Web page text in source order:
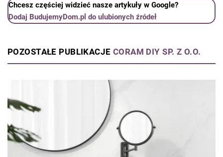
Chcesz częściej widzieć nasze artykuły w Google?
Dodaj BudujemyDom.pl do ulubionych źródeł
POZOSTAŁE PUBLIKACJE CORAM DIY SP. Z O.O.